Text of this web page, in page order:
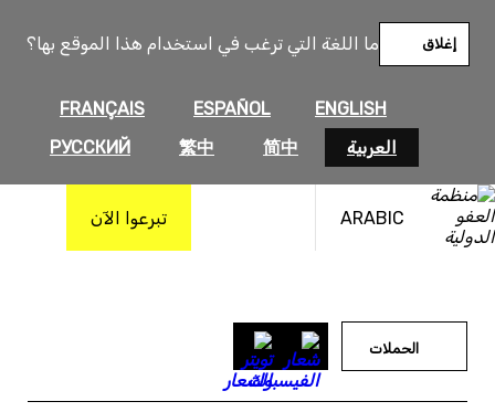
ما اللغة التي ترغب في استخدام هذا الموقع بها؟
ENGLISH
ESPAÑOL
FRANÇAIS
العربية
简中
繁中
РУССКИЙ
إغلاق
ARABIC تبرعوا الآن
المحتوى
الحملات